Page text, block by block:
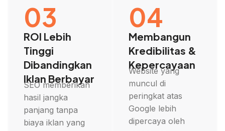
03
ROI Lebih
Tinggi
Dibandingkan
Iklan Berbayar
SEO memberikan
hasil jangka
panjang tanpa
biaya iklan yang
04
Membangun
Kredibilitas &
Kepercayaan
Website yang
muncul di
peringkat atas
Google lebih
dipercaya oleh